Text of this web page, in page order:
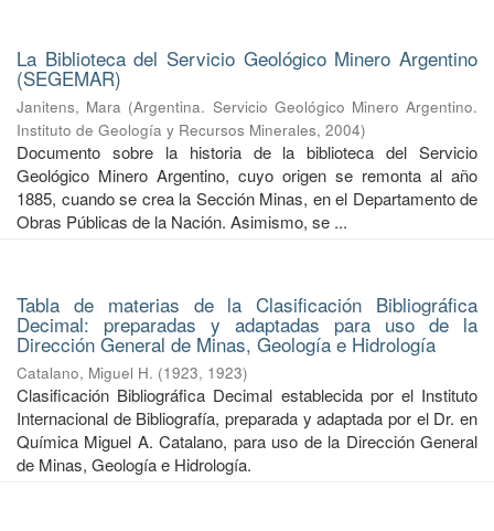
La Biblioteca del Servicio Geológico Minero Argentino
(SEGEMAR)
Janitens, Mara (Argentina. Servicio Geológico Minero Argentino.
Instituto de Geología y Recursos Minerales, 2004)
Documento sobre la historia de la biblioteca del Servicio
Geológico Minero Argentino, cuyo origen se remonta al año
1885, cuando se crea la Sección Minas, en el Departamento de
Obras Públicas de la Nación. Asimismo, se ...
Tabla de materias de la Clasificación Bibliográfica
Decimal: preparadas y adaptadas para uso de la
Dirección General de Minas, Geología e Hidrología
Catalano, Miguel H. (1923, 1923)
Clasificación Bibliográfica Decimal establecida por el Instituto
Internacional de Bibliografía, preparada y adaptada por el Dr. en
Química Miguel A. Catalano, para uso de la Dirección General
de Minas, Geología e Hidrología.